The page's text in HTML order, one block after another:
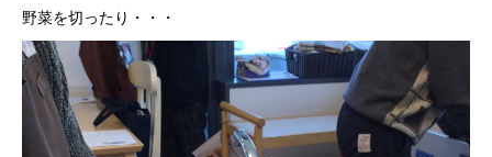
野菜を切ったり・・・